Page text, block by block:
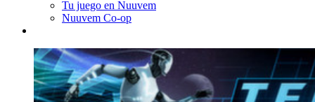
Tu juego en Nuuvem
Nuuvem Co-op